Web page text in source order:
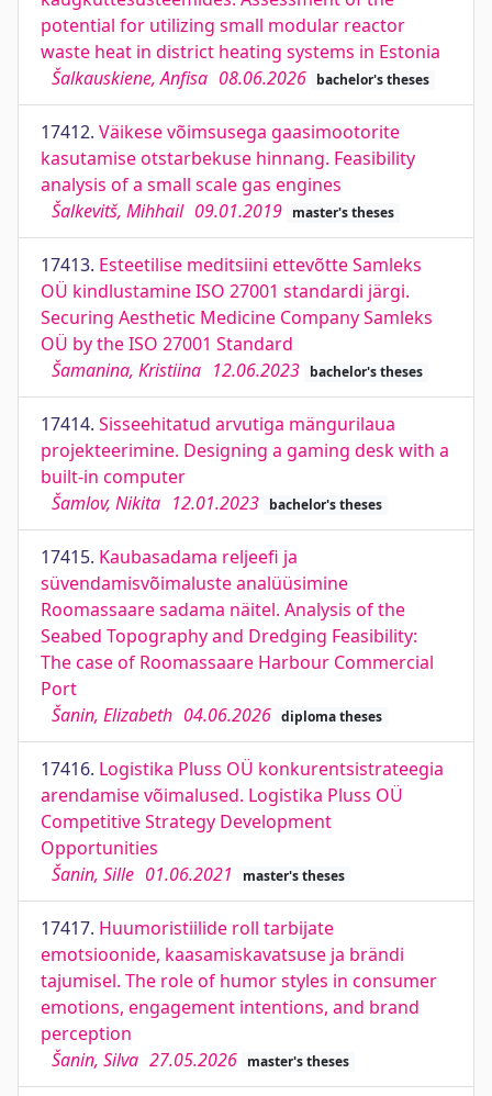
potential for utilizing small modular reactor
waste heat in district heating systems in Estonia
Šalkauskiene, Anfisa 08.06.2026 bachelor's theses
17412. Väikese võimsusega gaasimootorite
kasutamise otstarbekuse hinnang. Feasibility
analysis of a small scale gas engines
Šalkevitš, Mihhail 09.01.2019 master's theses
17413. Esteetilise meditsiini ettevõtte Samleks
OÜ kindlustamine ISO 27001 standardi järgi.
Securing Aesthetic Medicine Company Samleks
OÜ by the ISO 27001 Standard
Šamanina, Kristiina 12.06.2023 bachelor's theses
17414. Sisseehitatud arvutiga mängurilaua
projekteerimine. Designing a gaming desk with a
built-in computer
Šamlov, Nikita 12.01.2023 bachelor's theses
17415. Kaubasadama reljeefi ja
süvendamisvõimaluste analüüsimine
Roomassaare sadama näitel. Analysis of the
Seabed Topography and Dredging Feasibility:
The case of Roomassaare Harbour Commercial
Port
Šanin, Elizabeth 04.06.2026 diploma theses
17416. Logistika Pluss OÜ konkurentsistrateegia
arendamise võimalused. Logistika Pluss OÜ
Competitive Strategy Development
Opportunities
Šanin, Sille 01.06.2021 master's theses
17417. Huumoristiilide roll tarbijate
emotsioonide, kaasamiskavatsuse ja brändi
tajumisel. The role of humor styles in consumer
emotions, engagement intentions, and brand
perception
Šanin, Silva 27.05.2026 master's theses